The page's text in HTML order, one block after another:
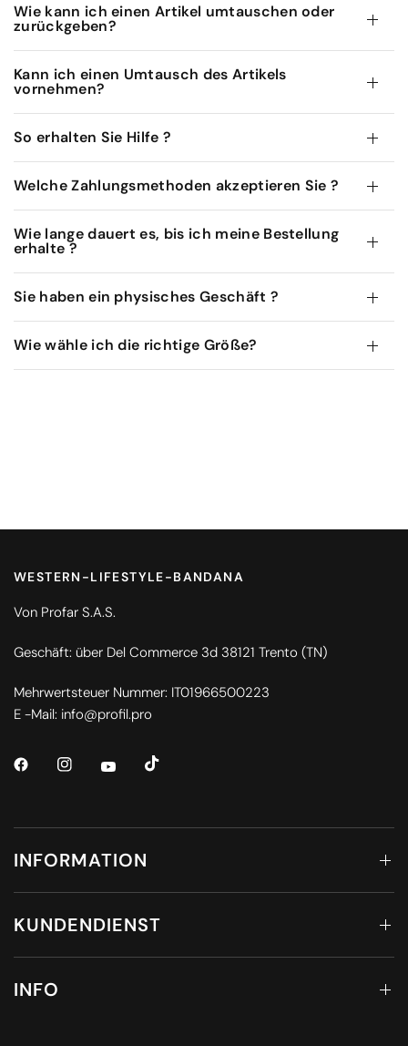
Wie kann ich einen Artikel umtauschen oder
zurückgeben?
Kann ich einen Umtausch des Artikels
vornehmen?
So erhalten Sie Hilfe ?
Welche Zahlungsmethoden akzeptieren Sie ?
Wie lange dauert es, bis ich meine Bestellung
erhalte ?
Sie haben ein physisches Geschäft ?
Wie wähle ich die richtige Größe?
WESTERN-LIFESTYLE-BANDANA
Von Profar S.A.S.
Geschäft: über Del Commerce 3d 38121 Trento (TN)
Mehrwertsteuer Nummer: IT01966500223
E -Mail: info@profil.pro
INFORMATION
KUNDENDIENST
INFO